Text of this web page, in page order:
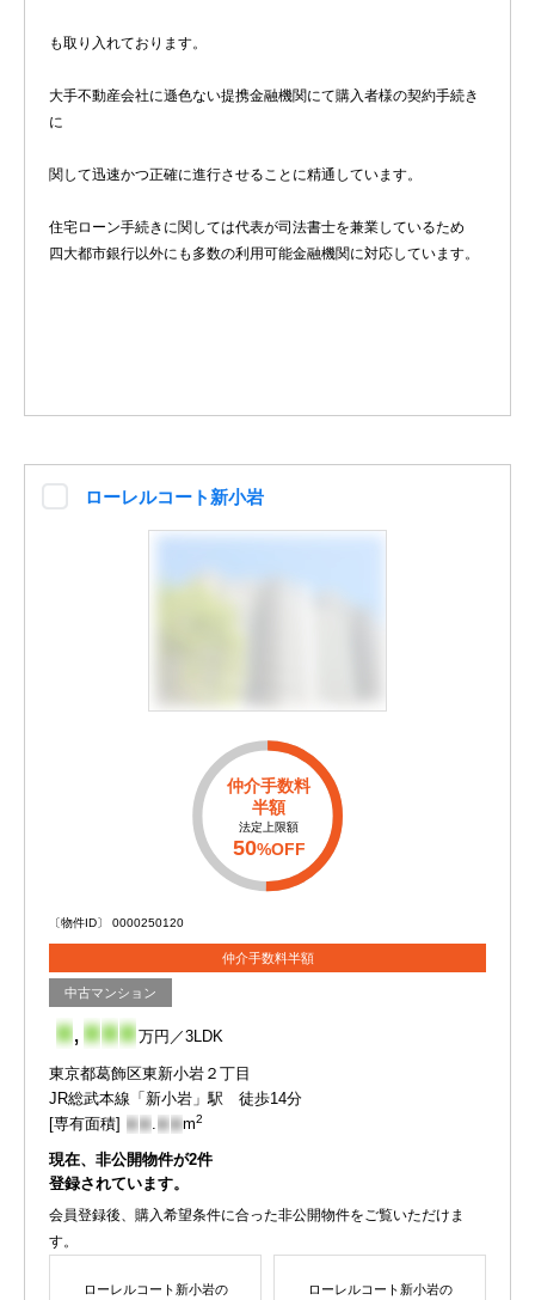
も取り入れております。
大手不動産会社に遜色ない提携金融機関にて購入者様の契約手続き
に
関して迅速かつ正確に進行させることに精通しています。
住宅ローン手続きに関しては代表が司法書士を兼業しているため
四大都市銀行以外にも多数の利用可能金融機関に対応しています。
ローレルコート新小岩
仲介手数料
半額
法定上限額
50%OFF
〔物件ID〕 0000250120
仲介手数料半額
中古マンション
- ,- - - 万円／3LDK
東京都葛飾区東新小岩２丁目
JR総武本線「新小岩」駅 徒歩14分
[専有面積] - - .- - m2
現在、非公開物件が2件
登録されています。
会員登録後、購入希望条件に合った非公開物件をご覧いただけま
す。
ローレルコート新小岩の
ローレルコート新小岩の